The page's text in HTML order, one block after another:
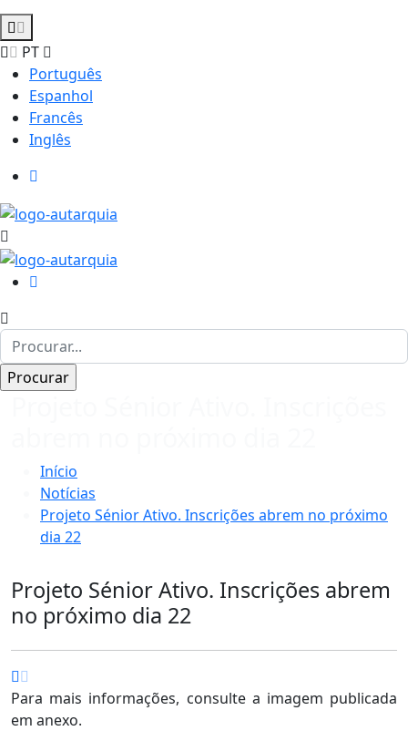
PT
Português
Espanhol
Francês
Inglês
Início
Notícias
Projeto Sénior Ativo. Inscrições abrem no próximo
dia 22
Projeto Sénior Ativo. Inscrições abrem
no próximo dia 22
Para mais informações, consulte a imagem publicada
em anexo.